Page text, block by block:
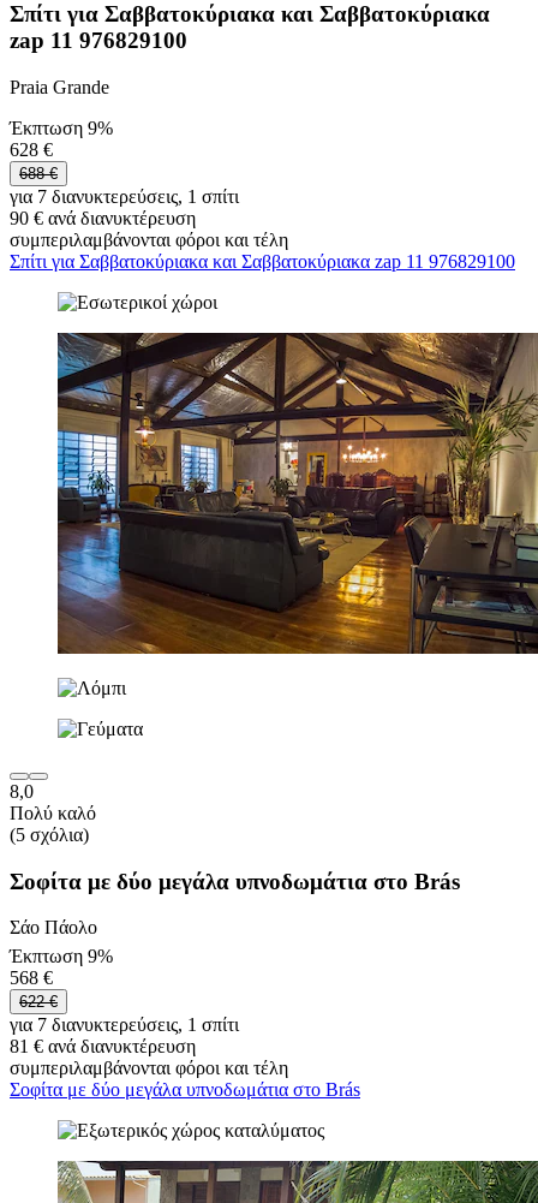
Σπίτι για Σαββατοκύριακα και Σαββατοκύριακα
zap 11 976829100
Praia Grande
Έκπτωση 9%
628 €
688 €
για 7 διανυκτερεύσεις, 1 σπίτι
90 € ανά διανυκτέρευση
συμπεριλαμβάνονται φόροι και τέλη
Σπίτι για Σαββατοκύριακα και Σαββατοκύριακα zap 11 976829100
8,0
Πολύ καλό
(5 σχόλια)
Σοφίτα με δύο μεγάλα υπνοδωμάτια στο Brás
Σάο Πάολο
Έκπτωση 9%
568 €
622 €
για 7 διανυκτερεύσεις, 1 σπίτι
81 € ανά διανυκτέρευση
συμπεριλαμβάνονται φόροι και τέλη
Σοφίτα με δύο μεγάλα υπνοδωμάτια στο Brás